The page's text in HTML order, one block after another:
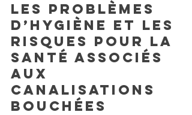
Les problèmes
d’hygiène et les
risques pour la
santé associés
aux
canalisations
bouchées